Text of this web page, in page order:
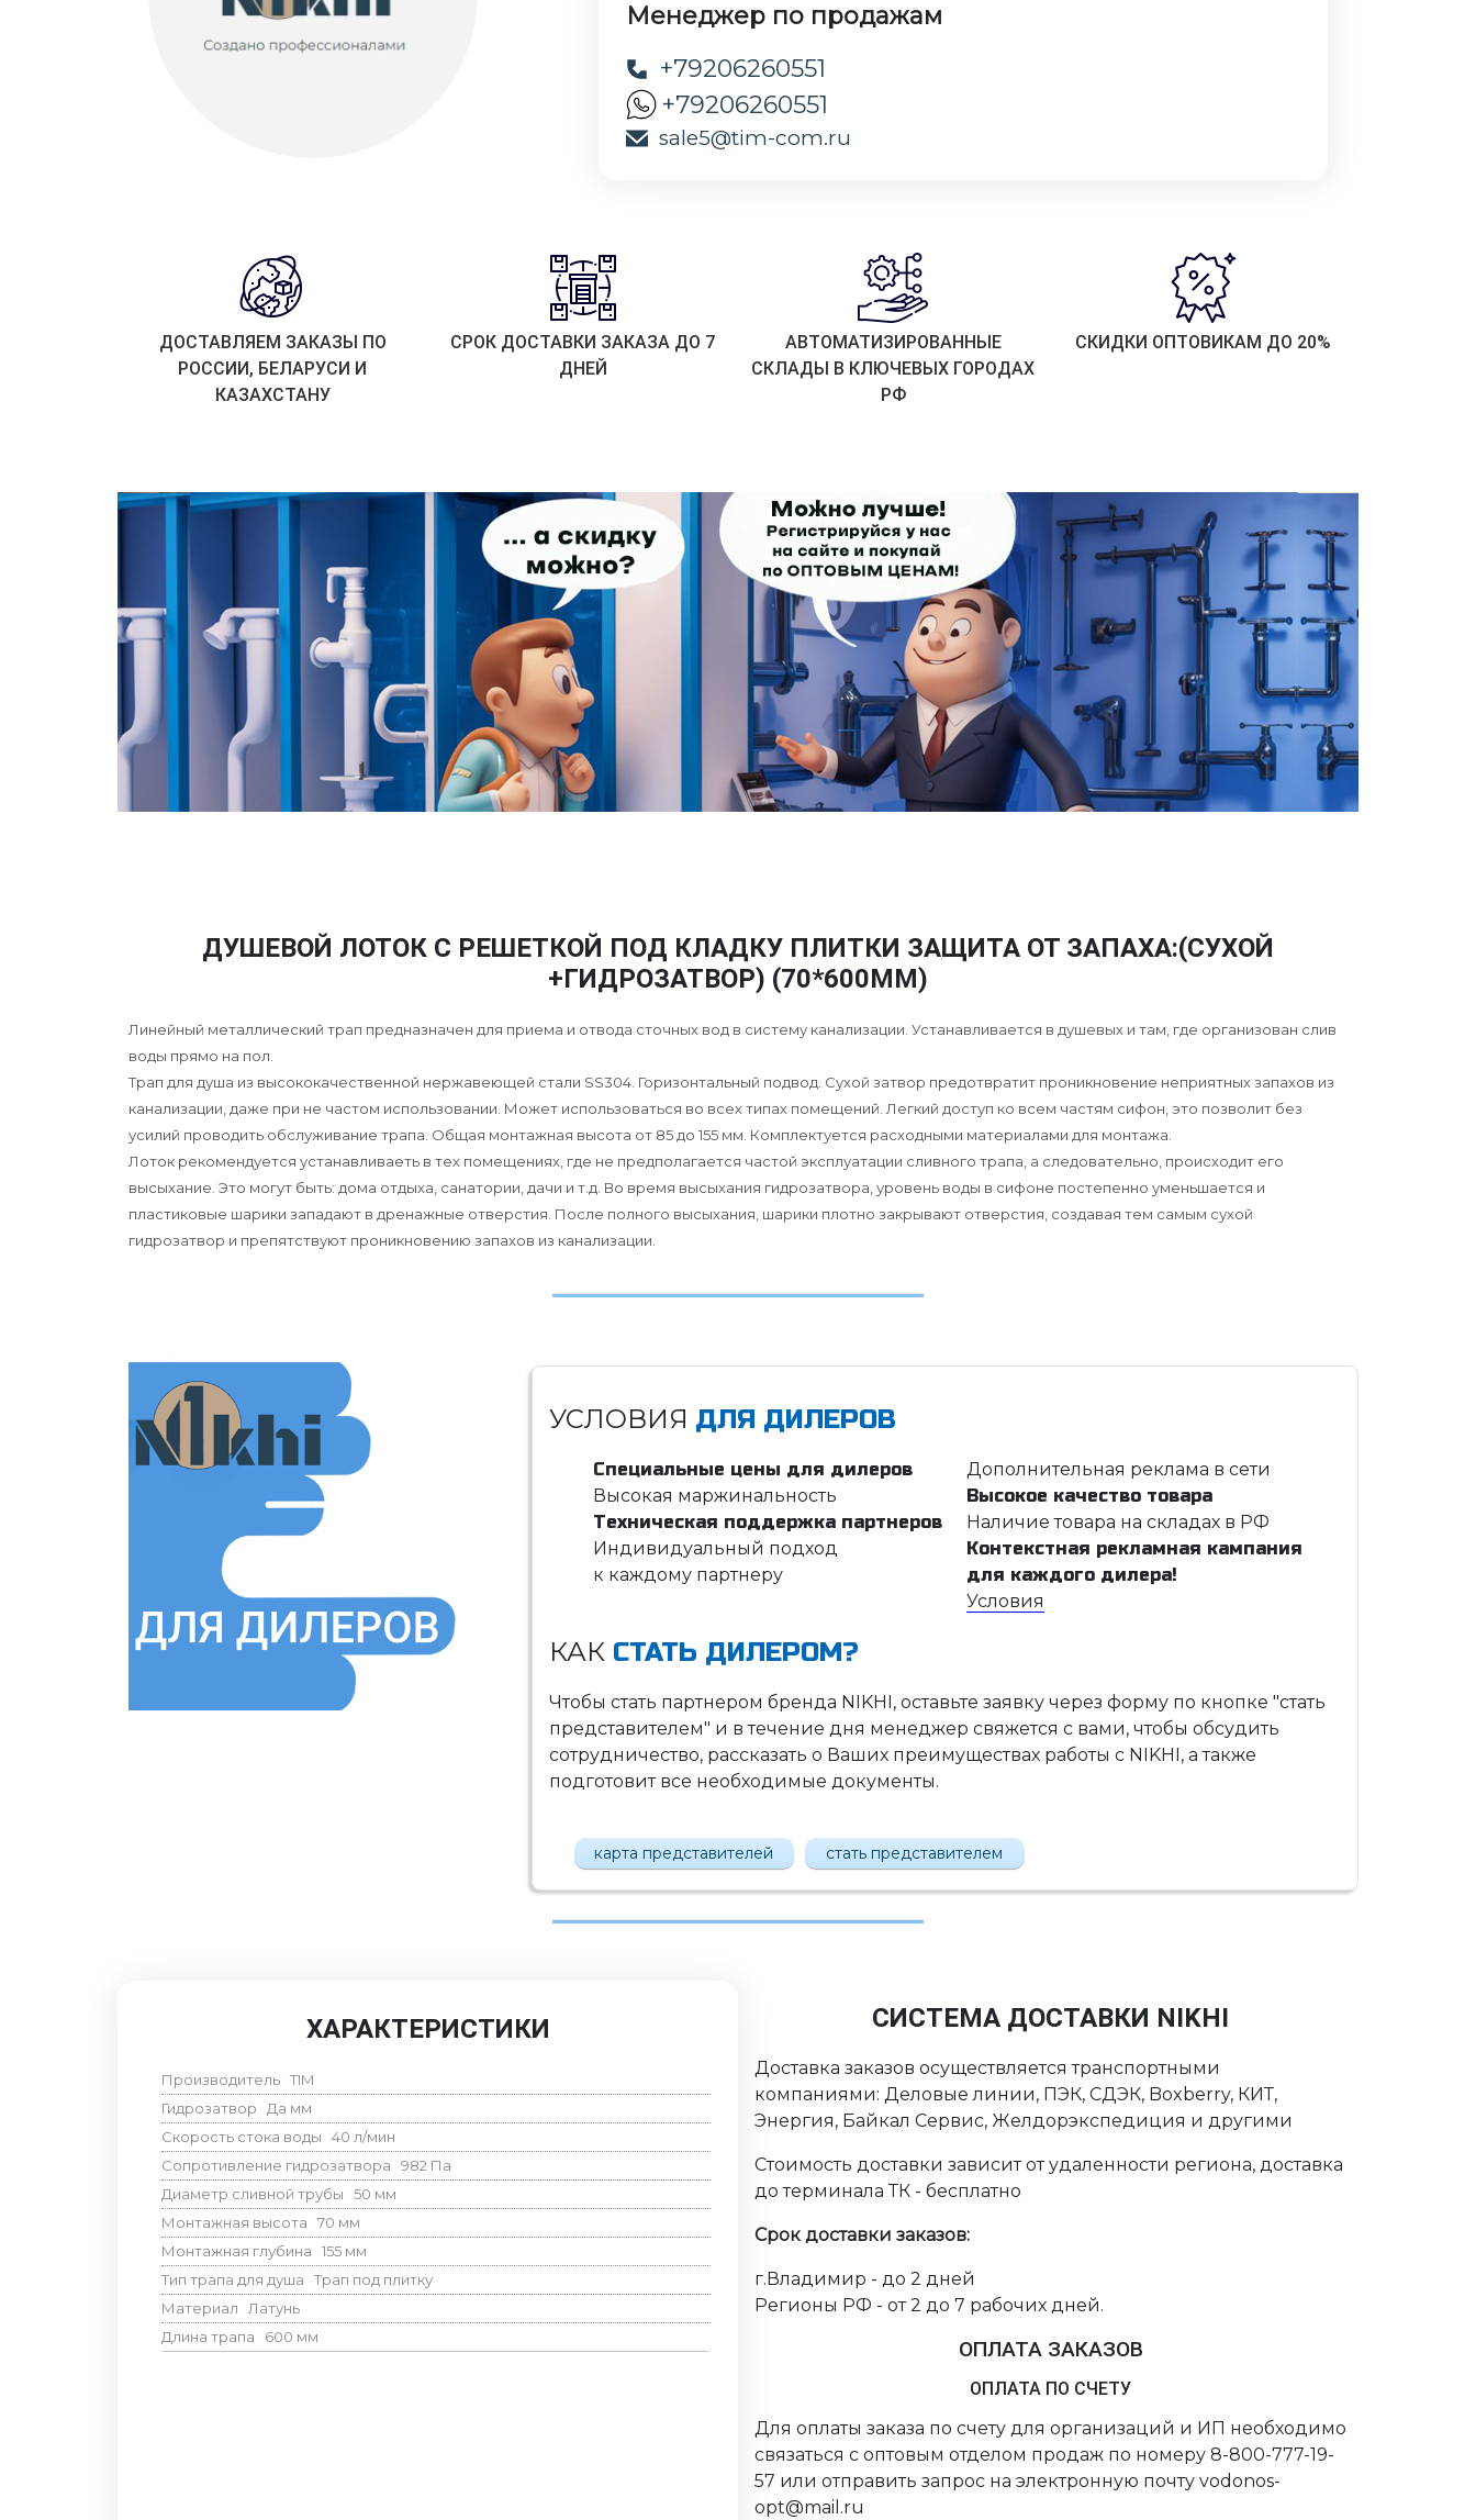
Менеджер по продажам
+79206260551
+79206260551
sale5@tim-com.ru
ДОСТАВЛЯЕМ ЗАКАЗЫ ПО
РОССИИ, БЕЛАРУСИ И
КАЗАХСТАНУ
СРОК ДОСТАВКИ ЗАКАЗА ДО 7
ДНЕЙ
АВТОМАТИЗИРОВАННЫЕ
СКЛАДЫ В КЛЮЧЕВЫХ ГОРОДАХ
РФ
СКИДКИ ОПТОВИКАМ ДО 20%
ДУШЕВОЙ ЛОТОК С РЕШЕТКОЙ ПОД КЛАДКУ ПЛИТКИ ЗАЩИТА ОТ ЗАПАХА:(СУХОЙ
+ГИДРОЗАТВОР) (70*600ММ)
Линейный металлический трап предназначен для приема и отвода сточных вод в систему канализации. Устанавливается в душевых и там, где организован слив
воды прямо на пол.
Трап для душа из высококачественной нержавеющей стали SS304. Горизонтальный подвод. Сухой затвор предотвратит проникновение неприятных запахов из
канализации, даже при не частом использовании. Может использоваться во всех типах помещений. Легкий доступ ко всем частям сифон, это позволит без
усилий проводить обслуживание трапа. Общая монтажная высота от 85 до 155 мм. Комплектуется расходными материалами для монтажа.
Лоток рекомендуется устанавливаеть в тех помещениях, где не предполагается частой эксплуатации сливного трапа, а следовательно, происходит его
высыхание. Это могут быть: дома отдыха, санатории, дачи и т.д. Во время высыхания гидрозатвора, уровень воды в сифоне постепенно уменьшается и
пластиковые шарики западают в дренажные отверстия. После полного высыхания, шарики плотно закрывают отверстия, создавая тем самым сухой
гидрозатвор и препятствуют проникновению запахов из канализации.
УСЛОВИЯ ДЛЯ ДИЛЕРОВ
Специальные цены для дилеров
Дополнительная реклама в сети
Высокая маржинальность
Высокое качество товара
Техническая поддержка партнеров
Наличие товара на складах в РФ
Индивидуальный подход
к каждому партнеру
Контекстная рекламная кампания
для каждого дилера!
Условия
КАКСТАТЬ ДИЛЕРОМ?
Чтобы стать партнером бренда NIKHI, оставьте заявку через форму по кнопке "стать
представителем" и в течение дня менеджер свяжется с вами, чтобы обсудить
сотрудничество, рассказать о Ваших преимуществах работы с NIKHI, а также
подготовит все необходимые документы.
карта представителей стать представителем
ХАРАКТЕРИСТИКИ
Производитель TIM
Гидрозатвор
Да мм
Скорость стока воды
40 л/мин
Сопротивление гидрозатвора
982 Па
Диаметр сливной трубы
50 мм
Монтажная высота
70 мм
Монтажная глубина
155 мм
Тип трапа для душа
Трап под плитку
Материал
Латунь
Длина трапа
600 мм
СИСТЕМА ДОСТАВКИ NIKHI
Доставка заказов осуществляется транспортными
компаниями: Деловые линии, ПЭК, СДЭК, Boxberry, КИТ,
Энергия, Байкал Сервис, Желдорэкспедиция и другими
Стоимость доставки зависит от удаленности региона, доставка
до терминала ТК - бесплатно
Срок доставки заказов:
г.Владимир - до 2 дней
Регионы РФ - от 2 до 7 рабочих дней.
ОПЛАТА ЗАКАЗОВ
ОПЛАТА ПО СЧЕТУ
Для оплаты заказа по счету для организаций и ИП необходимо
связаться с оптовым отделом продаж по номеру 8-800-777-19-
57 или отправить запрос на электронную почту vodonos-
opt@mail.ru